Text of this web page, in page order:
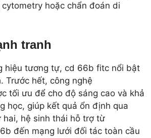
hoặc chẩn đoán di
tranh
hiệu tương tự, cd 66b fitc nổi bật
Trước hết, công nghệ
tối ưu để cho độ sáng cao và khả
học, giúp kết quả ổn định qua
hai, hệ sinh thái hỗ trợ từ
đến mạng lưới đối tác toàn cầu